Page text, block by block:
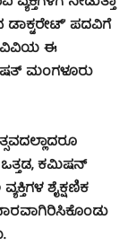
ಪದವಿಗೆ
ವಿವಿಯ ಈ
ಮಂಗಳೂರು
ಕಮಿಷನ್
ಶೈಕ್ಷಣಿಕ